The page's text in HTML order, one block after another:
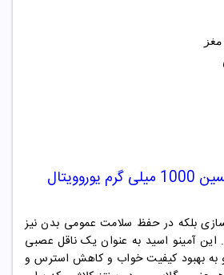
بلکه در حفظ سلامت عمومی بدن نیز
آمینو اسید به عنوان یک ناقل عصبی
به بهبود کیفیت خواب و کاهش استرس و